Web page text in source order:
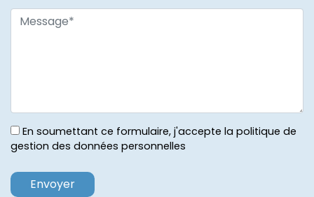
En soumettant ce formulaire, j'accepte la politique de
gestion des données personnelles